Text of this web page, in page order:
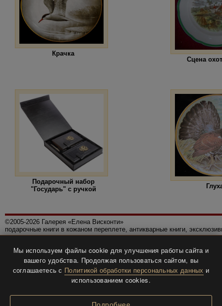
Крачка
Сцена
Подарочный набор
"Государь" с ручкой
©2005-2026 Галерея «Елена Висконти»
подарочные книги в кожаном переплете, антикварные книги,
Политика конфиденциальности
Все права защищены.
Разработка и дизайнBTV-info.
Мы используем файлы cookie для улучшения работы сайта и
вашего удобства. Продолжая пользоваться сайтом, вы
соглашаетесь с Политикой обработки персональных данных и
использованием cookies.